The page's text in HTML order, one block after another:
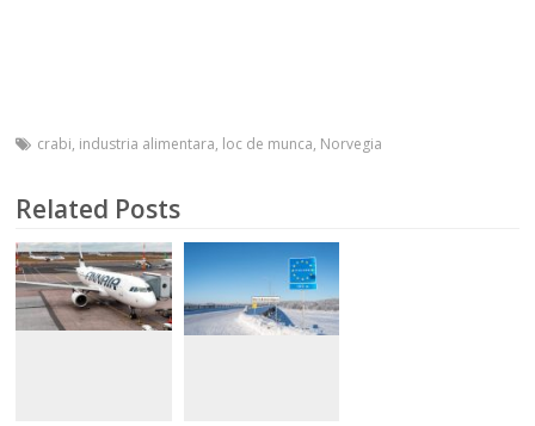
crabi, industria alimentara, loc de munca, Norvegia
Related Posts